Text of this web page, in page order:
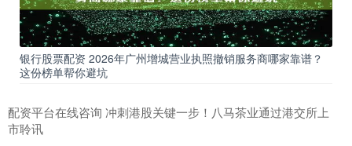
银行股票配资 2026年广州增城营业执照撤销服务商哪家靠谱？
这份榜单帮你避坑
配资平台在线咨询 冲刺港股关键一步！八马茶业通过港交所上
市聆讯